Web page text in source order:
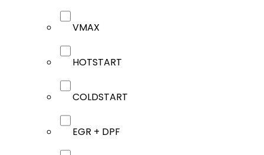
VMAX
HOTSTART
COLDSTART
EGR + DPF